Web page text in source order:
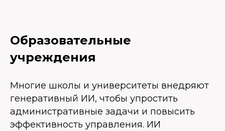
Образовательные
учреждения
Многие школы и университеты внедряют
генеративный ИИ, чтобы упростить
административные задачи и повысить
эффективность управления. ИИ